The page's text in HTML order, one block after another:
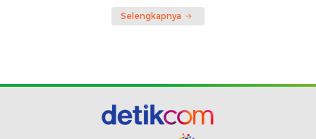
Selengkapnya